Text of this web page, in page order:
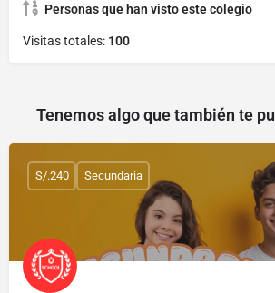
Personas que han visto este colegio
Visitas totales: 100
Tenemos algo que también te
S/.240 Secundaria